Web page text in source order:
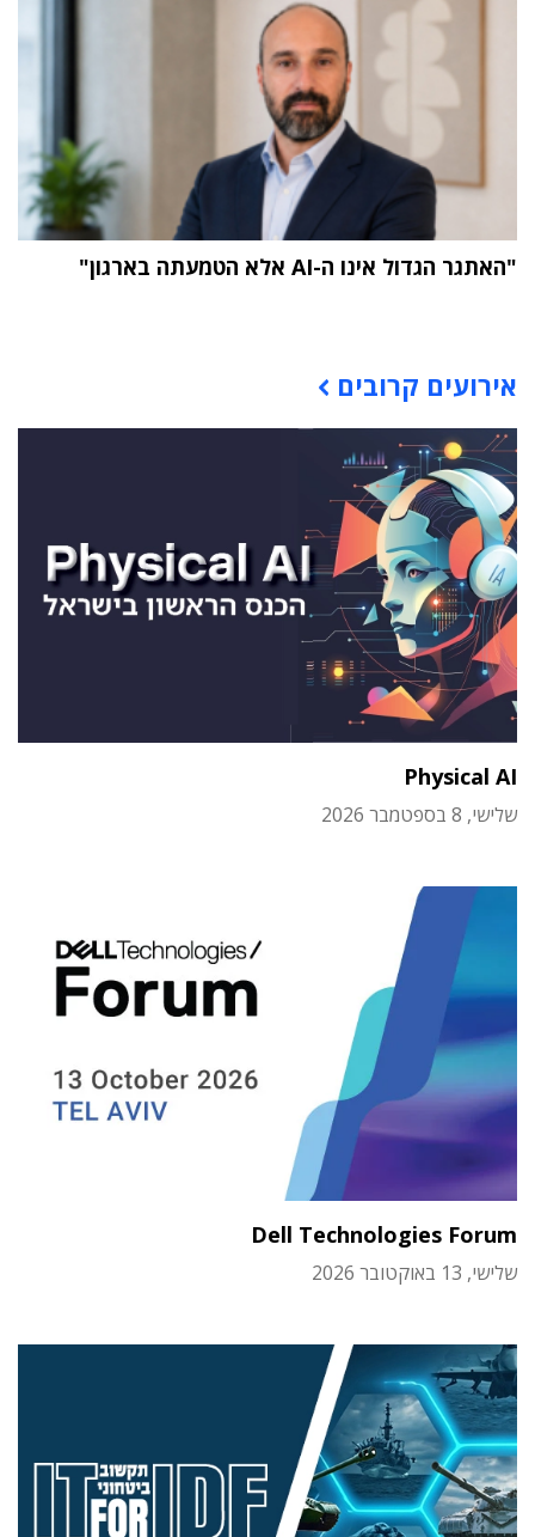
"האתגר הגדול אינו ה-AI אלא הטמעתה בארגון"
אירועים קרובים
Physical AI
שלישי, 8 בספטמבר 2026
Dell Technologies Forum
שלישי, 13 באוקטובר 2026